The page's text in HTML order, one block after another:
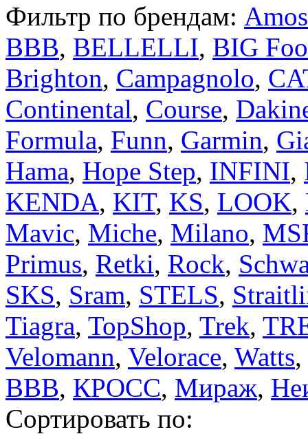
Фильтр по брендам: Amos
BBB, BELLELLI, BIG
Brighton, Campagnolo,
Continental, Course,
Formula, Funn, Garmin,
Hama, Hope Step, INFINI,
KENDA, KIT, KS, LOOK,
Mavic, Miche, Milano,
Primus, Retki, Rock,
SKS, Sram, STELS,
Tiagra, TopShop, Trek,
Velomann, Velorace, Watts,
ВВВ, КРОСС, Мираж,
Сортировать по: